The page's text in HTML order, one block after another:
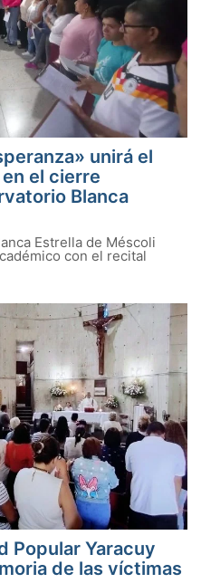
unirá el
el cierre
Blanca
Estrella de Méscoli
con el recital
Popular Yaracuy
de las víctimas